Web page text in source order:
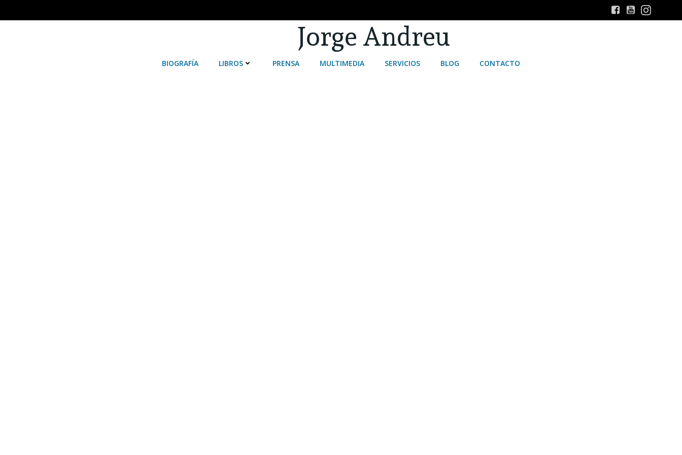
Jorge Andreu
BIOGRAFÍA LIBROS PRENSA MULTIMEDIA SERVICIOS BLOG CONTACTO